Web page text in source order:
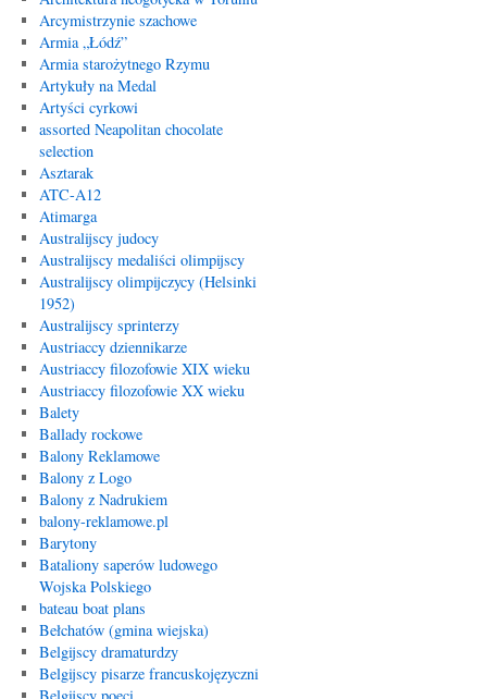
Arcymistrzynie szachowe
Armia „Łódź”
Armia starożytnego Rzymu
Artykuły na Medal
Artyści cyrkowi
assorted Neapolitan chocolate
selection
Asztarak
ATC-A12
Atimarga
Australijscy judocy
Australijscy medaliści olimpijscy
Australijscy olimpijczycy (Helsinki
1952)
Australijscy sprinterzy
Austriaccy dziennikarze
Austriaccy filozofowie XIX wieku
Austriaccy filozofowie XX wieku
Balety
Ballady rockowe
Balony Reklamowe
Balony z Logo
Balony z Nadrukiem
balony-reklamowe.pl
Barytony
Bataliony saperów ludowego
Wojska Polskiego
bateau boat plans
Bełchatów (gmina wiejska)
Belgijscy dramaturdzy
Belgijscy pisarze francuskojęzyczni